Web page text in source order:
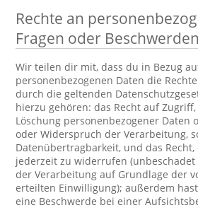
Rechte an
Fragen oder Beschwerden
Wir teilen dir mit, dass du in Bezug
personenbezogenen Daten die
durch die geltenden
hierzu gehören: das Recht auf
Löschung personenbezogener Daten
oder Widerspruch der Verarbeitung,
Datenübertragbarkeit, und das
jederzeit zu widerrufen
der Verarbeitung auf Grundlage der
erteilten Einwilligung); außerdem
eine Beschwerde bei einer